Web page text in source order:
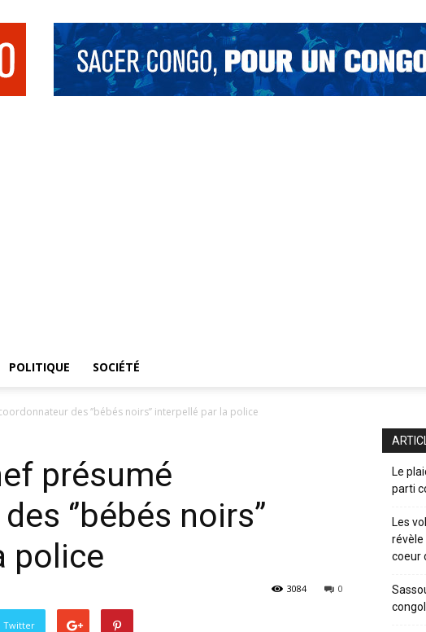
POLITIQUE SOCIÉTÉ
des ‘’bébés noirs’’ interpellé par la police
présumé
‘’bébés noirs’’
police
0
3084
Twitter
Le
parti
Les
révèle
coeur